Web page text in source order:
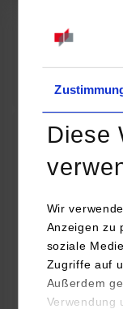
Diese
Wir
Anzeigen zu
soziale
Zugriffe auf
Außerdem
Verwendung
Online INDIS-
Zum Event
nachhaltige
16.09.2026 -
Im Mittelpunkt
nachhaltige